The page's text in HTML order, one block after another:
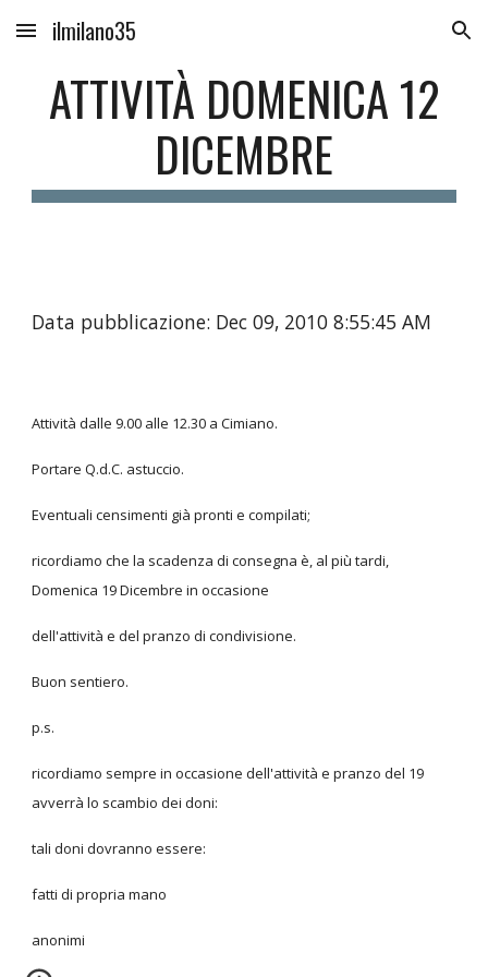
Skip to main content Skip to navigation
ilmilano35
ATTIVITÀ DOMENICA 12
DICEMBRE
Data pubblicazione: Dec 09, 2010 8:55:45 AM
Attività dalle 9.00 alle 12.30 a Cimiano.
Portare Q.d.C. astuccio.
Eventuali censimenti già pronti e compilati;
ricordiamo che la scadenza di consegna è, al più tardi,
Domenica 19 Dicembre in occasione
dell'attività e del pranzo di condivisione.
Buon sentiero.
p.s.
ricordiamo sempre in occasione dell'attività e pranzo del 19
avverrà lo scambio dei doni:
tali doni dovranno essere:
fatti di propria mano
anonimi